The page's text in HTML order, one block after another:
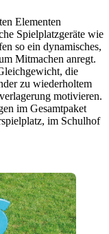
Elementen
Spielplatzgeräte wie
so ein dynamisches,
Mitmachen anregt.
die
zu wiederholtem
motivieren.
im Gesamtpaket
im Schulhof